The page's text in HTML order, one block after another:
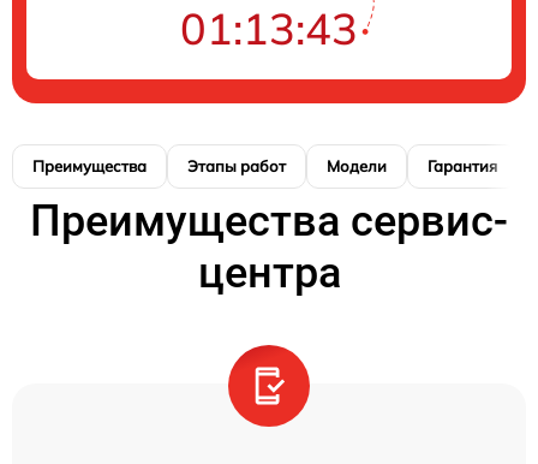
01:13:42
Преимущества Этапы работ Модели Гарантия
Преимущества сервис-
центра